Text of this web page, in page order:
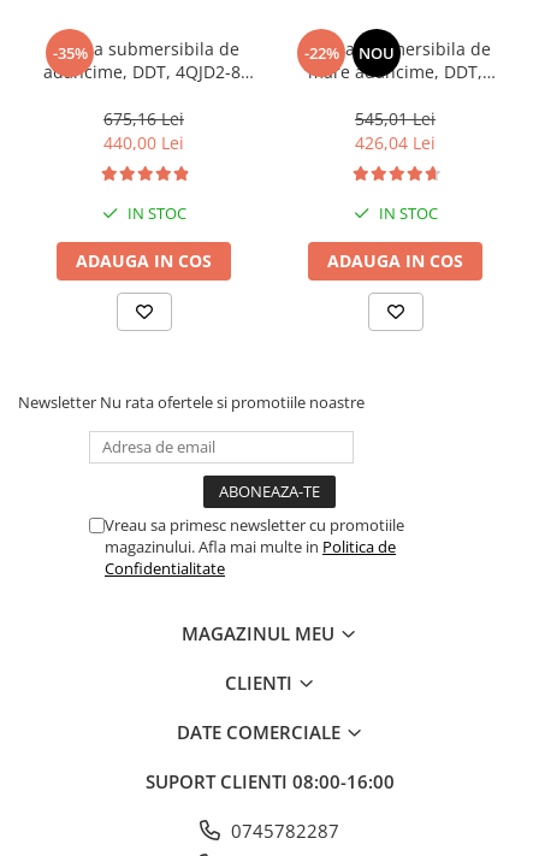
-35%
Pompa submersibila de
adancime, DDT, 4QJD2-8,
25 metri cablu
675,16 Lei
440,00 Lei
IN STOC
ADAUGA IN COS
-22% NOU
Pompa submersibila de
mare adancime, DDT,
turbine
545,01 Lei
426,04 Lei
IN STOC
ADAUGA IN COS
Newsletter Nu rata ofertele si promotiile noastre
Vreau sa primesc newsletter cu promotiile
magazinului. Afla mai multe in Politica de
Confidentialitate
MAGAZINUL MEU
CLIENTI
DATE COMERCIALE
SUPORT CLIENTI 08:00-16:00
0745782287